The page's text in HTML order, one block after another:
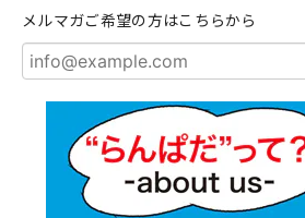
メルマガご希望の方はこちらから